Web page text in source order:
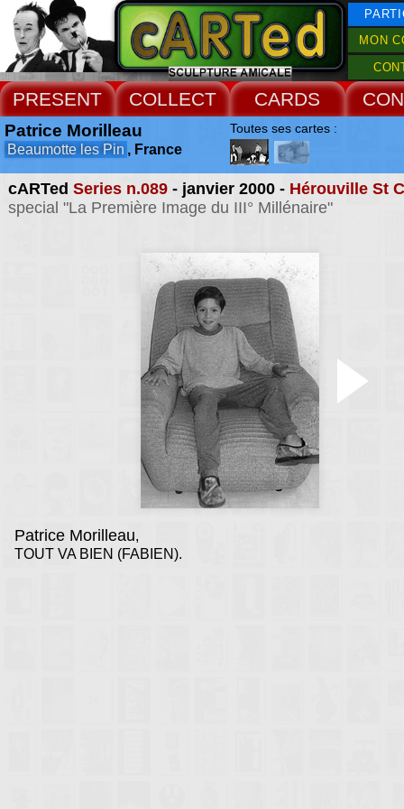
MON
PRESENT COLLECT CARDS
cARTed Series n.089- janvier 2000 - Hérouville St
special "La Première Image du III° Millénaire"
Patrice Morilleau,
TOUT VA BIEN (FABIEN).
Patrice Morilleau
Beaumotte les Pin , France
Toutes ses cartes :